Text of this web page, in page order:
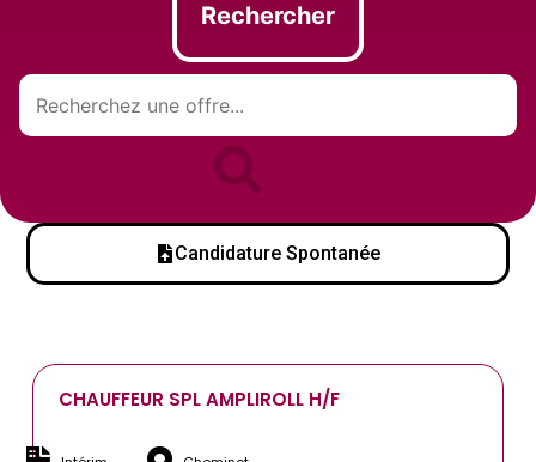
Rechercher
Candidature Spontanée
CHAUFFEUR SPL AMPLIROLL H/F